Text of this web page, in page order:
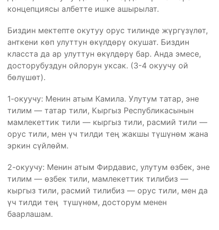
концепциясы албетте ишке ашырылат.
Биздин мектепте окутуу орус тилинде жүргүзүлөт,
анткени көп улуттун өкүлдөрү окушат. Биздин
класста да ар улуттун өкүлдөрү бар. Анда эмесе,
досторубуздун ойлорун уксак. (3-4 окуучу ой
бөлүшөт).
1-окуучу: Менин атым Камила. Улутум татар, эне
тилим — татар тили, Кыргыз Республикасынын
мамлекеттик тили — кыргыз тили, расмий тили —
орус тили, мен үч тилди тең жакшы түшүнөм жана
эркин сүйлөйм.
2-окуучу: Менин атым Фирдавис, улутум өзбек, эне
тилим — өзбек тили, мамлекеттик тилибиз —
кыргыз тили, расмий тилибиз — орус тили, мен да
үч тилди тең түшүнөм, досторум менен
баарлашам.